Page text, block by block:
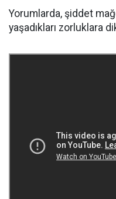
Yorumlarda, şiddet
yaşadıkları zorluklara